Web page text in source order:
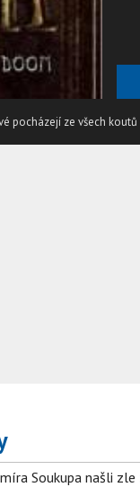
pocházejí ze všech koutů
Soukupa našli